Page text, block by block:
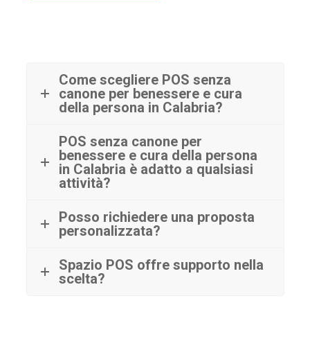
Come scegliere POS senza
canone per benessere e cura
della persona in Calabria?
POS senza canone per
benessere e cura della persona
in Calabria è adatto a qualsiasi
attività?
Posso richiedere una proposta
personalizzata?
Spazio POS offre supporto nella
scelta?